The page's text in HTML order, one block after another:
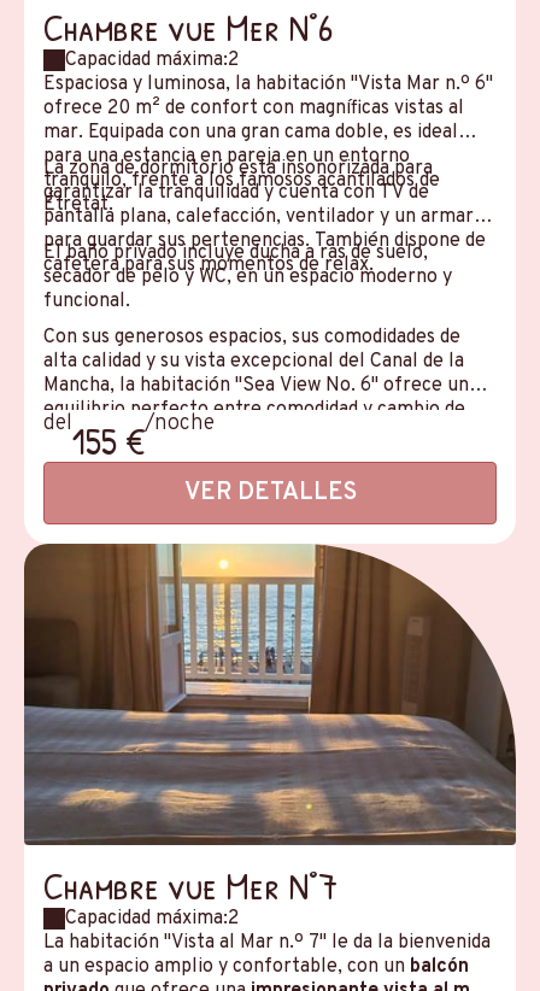
Chambre vue Mer N°6
Capacidad máxima:2
Espaciosa y luminosa, la habitación "Vista Mar n.º 6"
ofrece 20 m² de confort con magníficas vistas al
mar. Equipada con una gran cama doble, es ideal
para una estancia en pareja en un entorno
tranquilo, frente a los famosos acantilados de
Étretat.
La zona de dormitorio está insonorizada para
garantizar la tranquilidad y cuenta con TV de
pantalla plana, calefacción, ventilador y un armario
para guardar sus pertenencias. También dispone de
cafetera para sus momentos de relax.
El baño privado incluye ducha a ras de suelo,
secador de pelo y WC, en un espacio moderno y
funcional.
Con sus generosos espacios, sus comodidades de
alta calidad y su vista excepcional del Canal de la
Mancha, la habitación "Sea View No. 6" ofrece un
equilibrio perfecto entre comodidad y cambio de
aires, en el corazón de uno de los sitios más bellos
de Normandía.
del155 €/noche
VER DETALLES
Chambre vue Mer N°7
Capacidad máxima:2
La habitación "Vista al Mar n.º 7" le da la bienvenida
a un espacio amplio y confortable, con un balcón